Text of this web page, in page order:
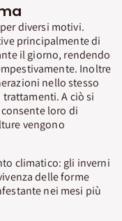
diversi motivi.
principalmente di
il giorno, rendendo
Inoltre
nello stesso
A ciò si
loro di
vengono
climatico: gli inverni
delle forme
nei mesi più